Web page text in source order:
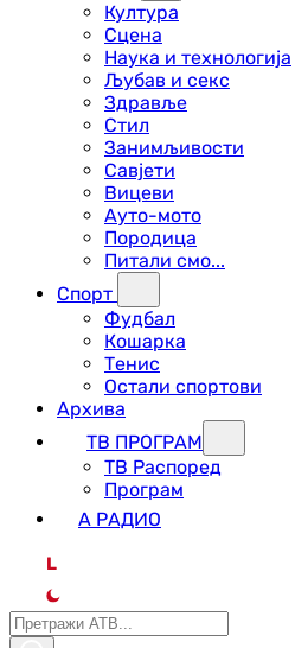
Култура
Сцена
Наука и технологија
Љубав и секс
Здравље
Стил
Занимљивости
Савјети
Вицеви
Ауто-мото
Породица
Питали смо...
Спорт
Фудбал
Кошарка
Тенис
Остали спортови
Архива
ТВ ПРОГРАМ
ТВ Распоред
Програм
А РАДИО
L